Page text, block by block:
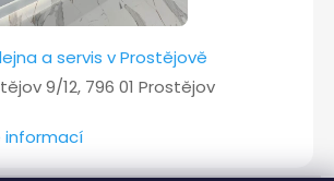
a servis v Prostějově
9/12, 796 01 Prostějov
informací